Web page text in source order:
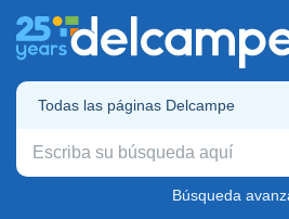
Todas las páginas Delcampe
Búsqueda